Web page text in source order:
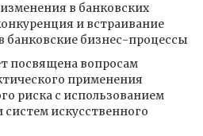
в банковских
и встраивание
банковские бизнес-процессы
посвящена вопросам
применения
риска с использованием
искусственного